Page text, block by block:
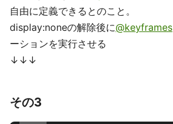
自由に定義できるとのこと。
display:noneの解除後に@keyframes
ーションを実行させる
↓↓↓
その3